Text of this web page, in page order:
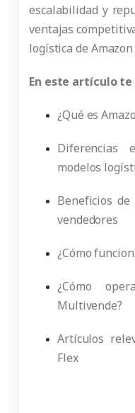
escalabilidad y
ventajas
logística de
En este artículo
¿Qué es
Diferencias
modelos
Beneficios
vendedores
¿Cómo
¿Cómo
Multivende?
Artículos
Flex